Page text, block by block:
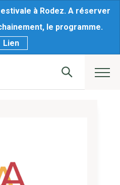
à Rodez. A réserver
le programme.
Lien